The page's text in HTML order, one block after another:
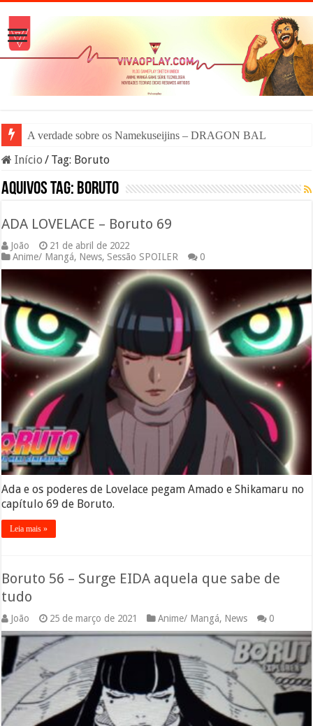
A verdade sobre os Namekuseijins – DRAGON BALL #News
Início / Tag: Boruto
Aquivos tag: Boruto
ADA LOVELACE – Boruto 69
João
21 de abril de 2022
Anime/ Mangá, News, Sessão SPOILER 0
Ada e os poderes de Lovelace pegam Amado e Shikamaru no
capítulo 69 de Boruto.
Leia mais »
Boruto 56 – Surge EIDA aquela que sabe de
tudo
João 25 de março de 2021 Anime/ Mangá, News 0